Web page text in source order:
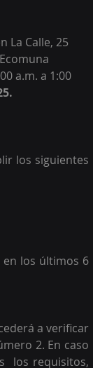
La Calle, 25
a.m. a 1:00
los siguientes
los últimos 6
a verificar
2. En caso
los requisitos,